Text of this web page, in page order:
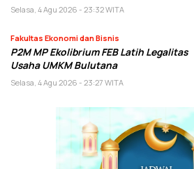
Selasa, 4 Agu 2026 - 23:32 WITA
Fakultas Ekonomi dan Bisnis
P2M MP Ekolibrium FEB Latih Legalitas
Usaha UMKM Bulutana
Selasa, 4 Agu 2026 - 23:27 WITA